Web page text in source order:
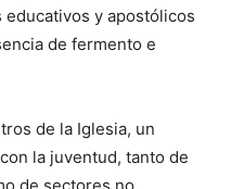
y apostólicos
de fermento e
de la Iglesia, un
la juventud, tanto de